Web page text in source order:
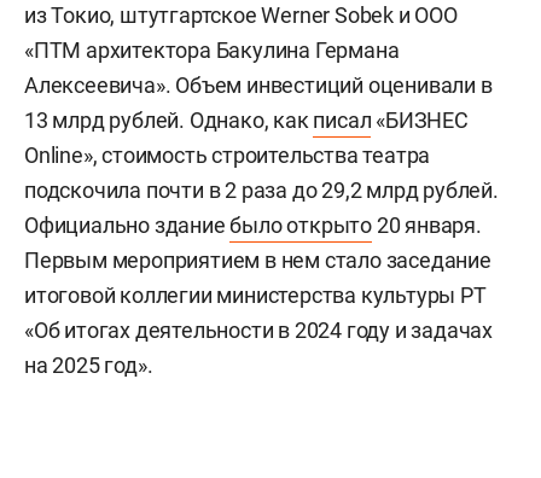
из Токио, штутгартское Werner Sobek и ООО
«ПТМ архитектора Бакулина Германа
Алексеевича». Объем инвестиций оценивали в
13 млрд рублей. Однако, как писал «БИЗНЕС
Online», стоимость строительства театра
подскочила почти в 2 раза до 29,2 млрд рублей.
Официально зданиебыло открыто20 января.
Первым мероприятием в нем стало заседание
итоговой коллегии министерства культуры РТ
«Об итогах деятельности в 2024 году и задачах
на 2025 год».